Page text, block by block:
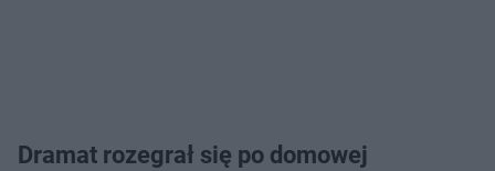
Dramat rozegrał się po domowej